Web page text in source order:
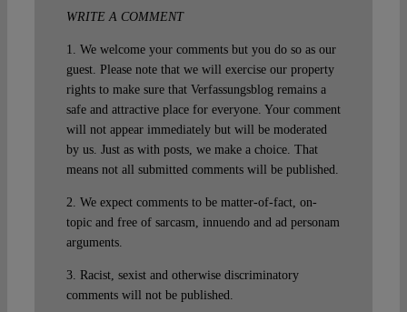
WRITE A COMMENT
1. We welcome your comments but you do so as our
guest. Please note that we will exercise our property
rights to make sure that Verfassungsblog remains a
safe and attractive place for everyone. Your comment
will not appear immediately but will be moderated
by us. Just as with posts, we make a choice. That
means not all submitted comments will be published.
2. We expect comments to be matter-of-fact, on-
topic and free of sarcasm, innuendo and ad personam
arguments.
3. Racist, sexist and otherwise discriminatory
comments will not be published.